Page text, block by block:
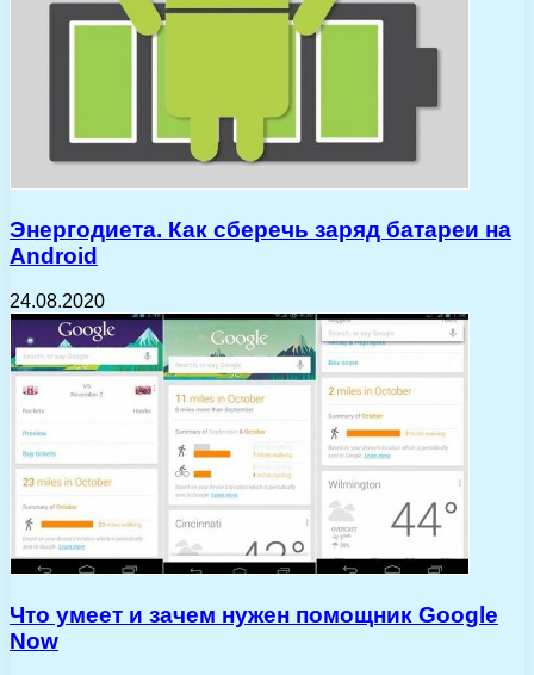
Энергодиета. Как сберечь заряд батареи на
Android
24.08.2020
Что умеет и зачем нужен помощник Google
Now